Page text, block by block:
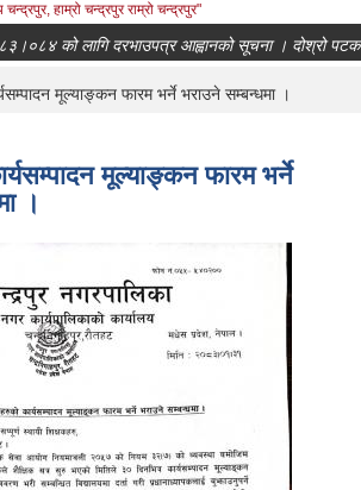
हाम्रो चन्द्रपुर राम्रो चन्द्रपुर"
को लागि दरभाउपत्र आह्वानको सूचना । दोश्रो पटक
मूल्याङ्कन फारम भर्ने भराउने सम्बन्धमा ।
मूल्याङ्कन फारम भर्ने
।